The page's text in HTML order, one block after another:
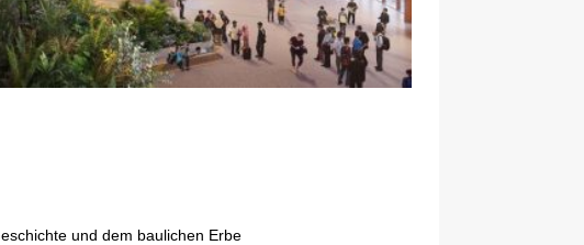
und dem baulichen Erbe